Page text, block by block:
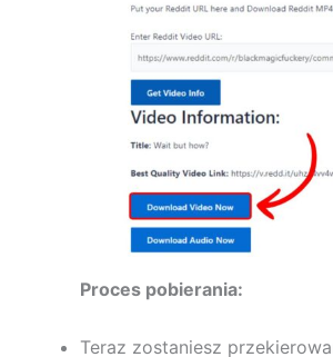
Proces pobierania:
Teraz zostaniesz